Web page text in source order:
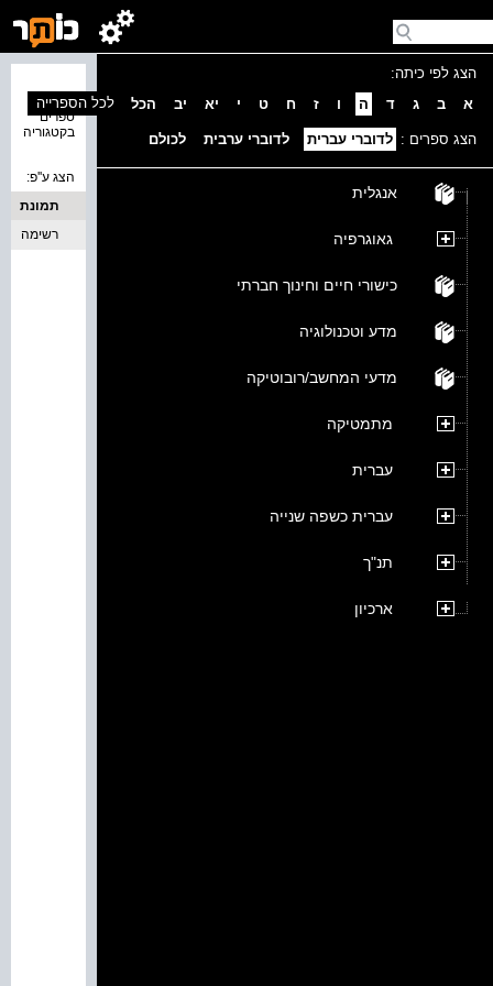
הצג לפי כיתה:
א
ב ג ד ה ו ז ח ט י יא יב הכל
הצג ספרים : לדוברי עברית לדוברי ערבית לכולם
אנגלית
גאוגרפיה
כישורי חיים וחינוך חברתי
מדע וטכנולוגיה
מדעי המחשב/רובוטיקה
מתמטיקה
עברית
עברית כשפה שנייה
תנ"ך
ארכיון
ספרים
בקטגוריה
לכל הספרייה
הצג ע''פ:
תמונת
כריכה
רשימה